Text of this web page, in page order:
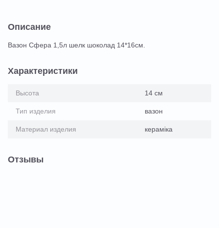
Описание
Вазон Сфера 1,5л шелк шоколад 14*16см.
Характеристики
Высота 14 см
Тип изделия вазон
Материал изделия кераміка
Отзывы